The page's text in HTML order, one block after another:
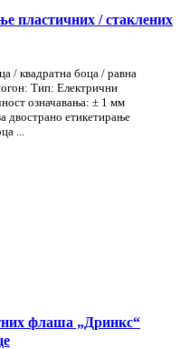
пластичних / стаклених
/ квадратна боца / равна
Тип: Електрични
означавања: ± 1 мм
етикетирање
...
флаша „Дринкс“